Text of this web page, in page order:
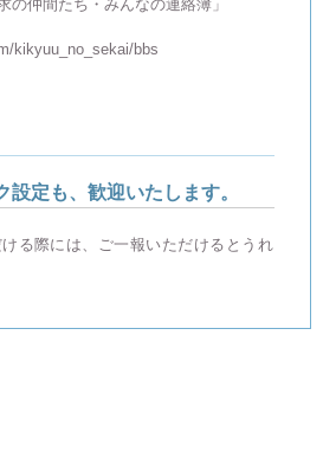
の仲間たち・みんなの連絡簿」
kikyuu_no_sekai/bbs
設定も、歓迎いたします。
る際には、ご一報いただけるとうれ